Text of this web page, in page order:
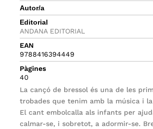
Autor/a
Editorial
ANDANA EDITORIAL
EAN
9788416394449
Pàgines
40
La cançó de bressol és una de les
trobades que tenim amb la música i
El cant embolcalla als infants per
calmar-se, i sobretot, a adormir-se.